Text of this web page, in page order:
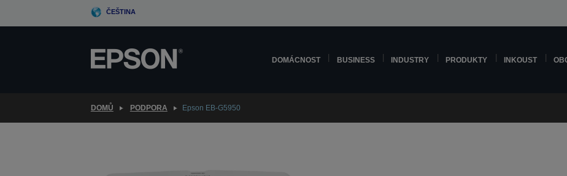
ČEŠTINA
DOMÁCNOST BUSINESS INDUSTRY PRODUKTY INKOUST
DOMŮ PODPORA Epson EB-G5950